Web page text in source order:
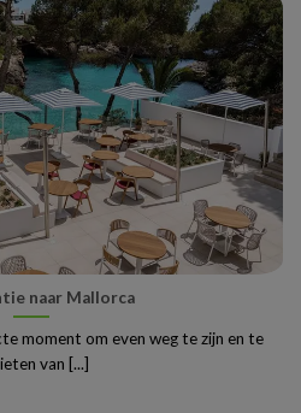
naar Mallorca
moment om even weg te zijn en te
van [...]